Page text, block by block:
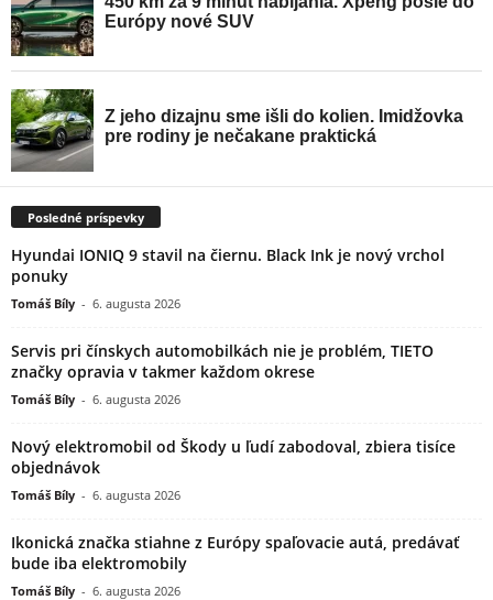
Posledné príspevky
Hyundai IONIQ 9 stavil na čiernu. Black Ink je nový vrchol
ponuky
Tomáš Bíly - 6. augusta 2026
Servis pri čínskych automobilkách nie je problém, TIETO
značky opravia v takmer každom okrese
Tomáš Bíly - 6. augusta 2026
Nový elektromobil od Škody u ľudí zabodoval, zbiera tisíce
objednávok
Tomáš Bíly - 6. augusta 2026
Ikonická značka stiahne z Európy spaľovacie autá, predávať
bude iba elektromobily
Tomáš Bíly - 6. augusta 2026